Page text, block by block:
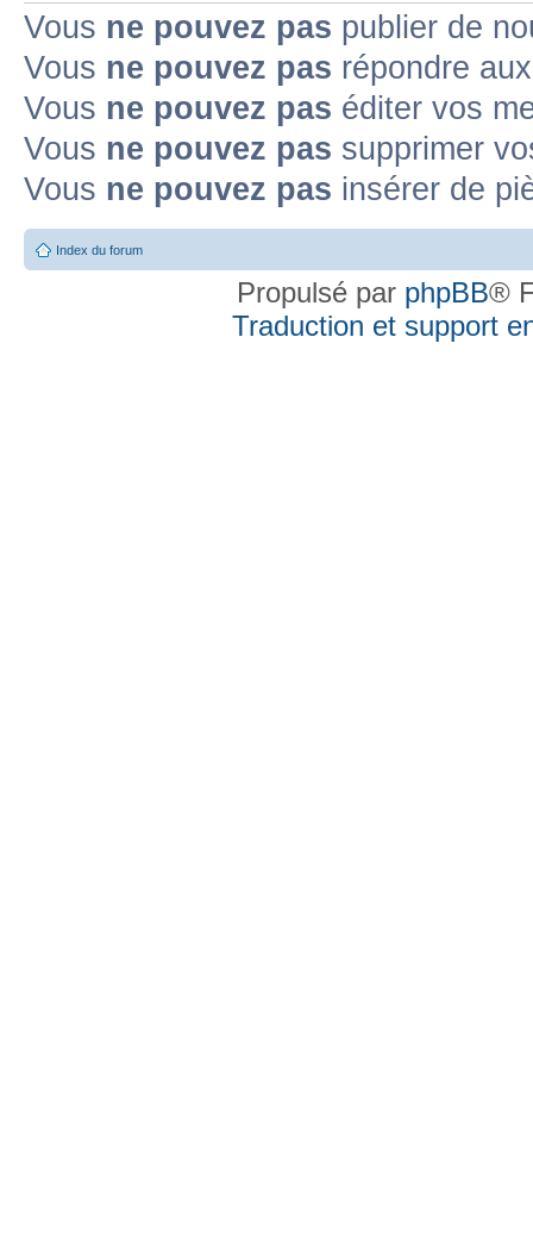
Vous ne pouvez pas publier de
Vous ne pouvez pas répondre
Vous ne pouvez pas éditer vos
Vous ne pouvez pas supprimer
Vous ne pouvez pas insérer de
Index du forum
Propulsé par phpBB®
Traduction et support